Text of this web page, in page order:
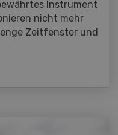
Instrument
nicht mehr
Zeitfenster und